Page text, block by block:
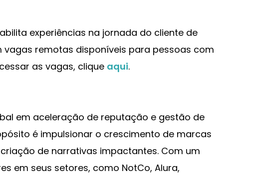
experiências na jornada do cliente de
remotas disponíveis para pessoas com
as vagas, clique aqui.
em aceleração de reputação e gestão de
é impulsionar o crescimento de marcas
de narrativas impactantes. Com um
em seus setores, como NotCo, Alura,